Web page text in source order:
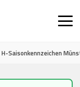
H-Saisonkennzeichen